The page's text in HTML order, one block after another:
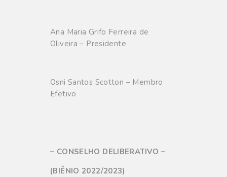
Ana Maria Grifo Ferreira de
Oliveira – Presidente
Osni Santos Scotton – Membro
Efetivo
– CONSELHO DELIBERATIVO –
(BIÊNIO 2022/2023)